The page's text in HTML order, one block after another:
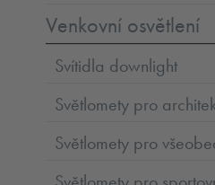
Venkovní osvětlení
Svítidla downlight
Světlomety pro
Světlomety pro